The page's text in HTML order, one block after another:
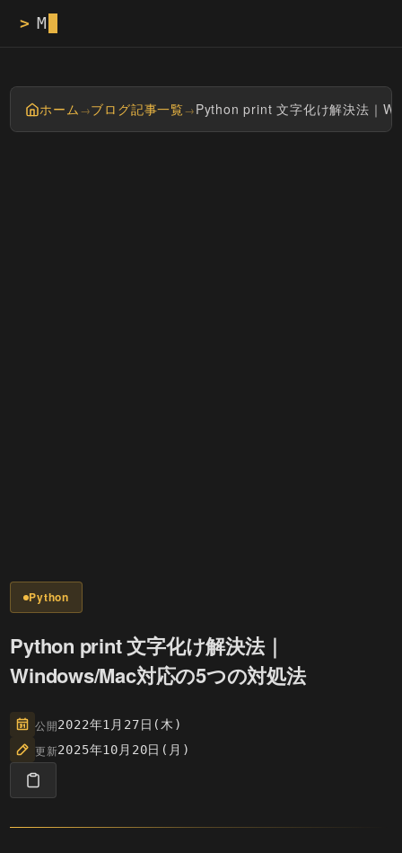
> Masayan tech
ホーム→ブログ記事一覧→Python print 文字化け解決法｜
Python
Python print 文字化け解決法｜
Windows/Mac対応の5つの対処法
公開2022年1月27日(木)
更新2025年10月20日(月)